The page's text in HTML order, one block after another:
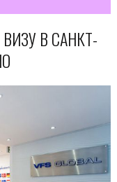
В САНКТ-